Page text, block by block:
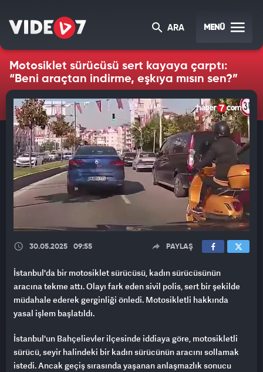
ARA MENÜ
Motosiklet sürücüsü sert kayaya çarptı:
“Beni araçtan indirme, eşkıya mısın sen?”
30.05.2025 09:55 PAYLAŞ
İstanbul'da bir motosiklet sürücüsü, kadın sürücüsünün
aracına tekme attı. Olayı fark eden sivil polis, sert bir şekilde
müdahale ederek gerginliği önledi. Motosikletli hakkında
yasal işlem başlatıldı.
İstanbul'un Bahçelievler ilçesinde iddiaya göre, motosikletli
sürücü, seyir halindeki bir kadın sürücünün aracını sollamak
istedi. Ancak geçiş sırasında yaşanan anlaşmazlık sonucu